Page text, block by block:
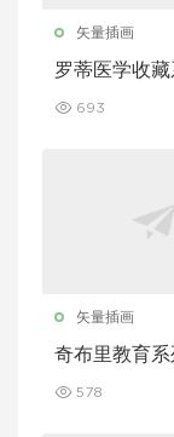
矢量插画
罗蒂医学收藏
693
矢量插画
奇布里教育系
578